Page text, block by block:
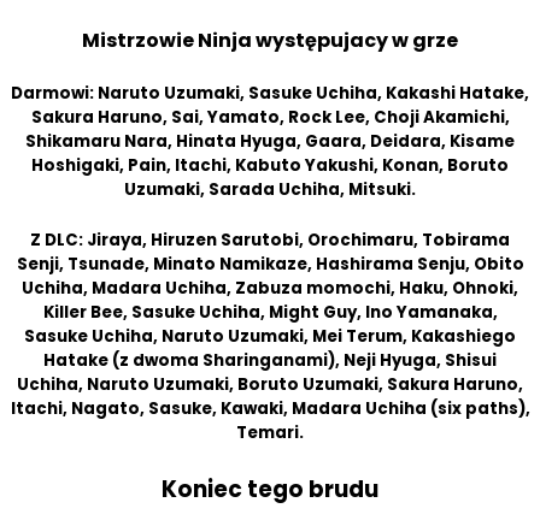
Mistrzowie Ninja występujacy w grze
Darmowi: Naruto Uzumaki, Sasuke Uchiha, Kakashi Hatake,
Sakura Haruno, Sai, Yamato, Rock Lee, Choji Akamichi,
Shikamaru Nara, Hinata Hyuga, Gaara, Deidara, Kisame
Hoshigaki, Pain, Itachi, Kabuto Yakushi, Konan, Boruto
Uzumaki, Sarada Uchiha, Mitsuki.
Z DLC: Jiraya, Hiruzen Sarutobi, Orochimaru, Tobirama
Senji, Tsunade, Minato Namikaze, Hashirama Senju, Obito
Uchiha, Madara Uchiha, Zabuza momochi, Haku, Ohnoki,
Killer Bee, Sasuke Uchiha, Might Guy, Ino Yamanaka,
Sasuke Uchiha, Naruto Uzumaki, Mei Terum, Kakashiego
Hatake (z dwoma Sharinganami), Neji Hyuga, Shisui
Uchiha, Naruto Uzumaki, Boruto Uzumaki, Sakura Haruno,
Itachi, Nagato, Sasuke, Kawaki, Madara Uchiha (six paths),
Temari.
Koniec tego brudu